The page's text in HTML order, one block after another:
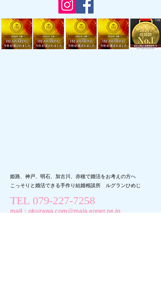
姫路、神戸、明石、加古川、赤穂で婚活をお考えの方へ
こっそりと婚活できる手作り結婚相談所 ルグランひめじ
TEL 079-227-7258
mail： okuzawa.com@maia.eonet.ne.jp